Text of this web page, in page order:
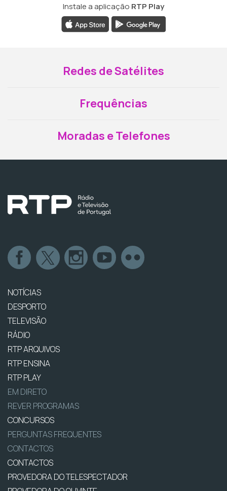
Instale a aplicação RTP Play
Redes de Satélites
Frequências
Moradas e Telefones
NOTÍCIAS
DESPORTO
TELEVISÃO
RÁDIO
RTP ARQUIVOS
RTP ENSINA
RTP PLAY
EM DIRETO
REVER PROGRAMAS
CONCURSOS
PERGUNTAS FREQUENTES
CONTACTOS
CONTACTOS
PROVEDORA DO TELESPECTADOR